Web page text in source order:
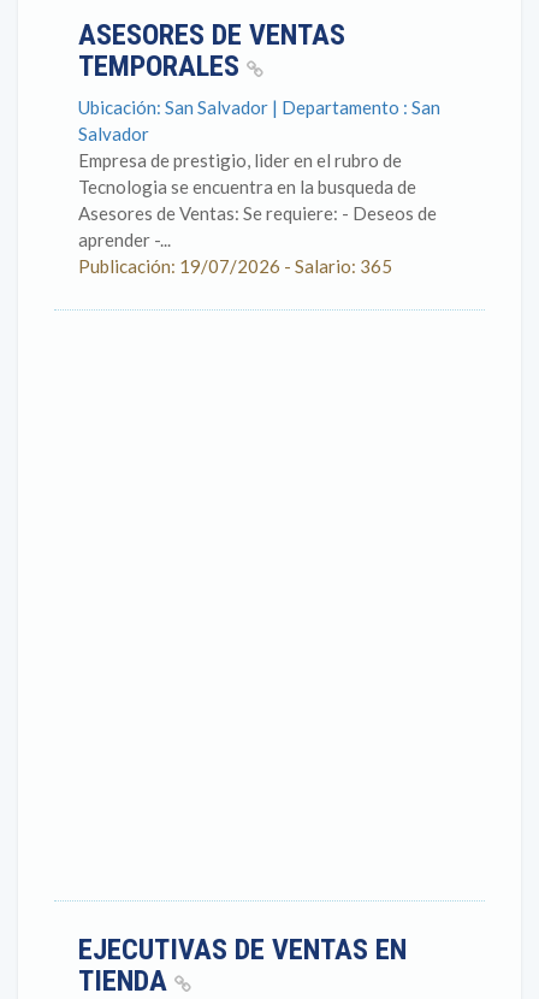
ASESORES DE VENTAS
TEMPORALES
Ubicación: San Salvador | Departamento : San
Salvador
Empresa de prestigio, lider en el rubro de
Tecnologia se encuentra en la busqueda de
Asesores de Ventas: Se requiere: - Deseos de
aprender -...
Publicación: 19/07/2026 - Salario: 365
EJECUTIVAS DE VENTAS EN
TIENDA